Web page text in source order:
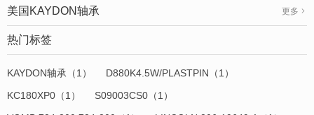
美国KAYDON轴承 更多
热门标签
KAYDON轴承（1）
D880K4.5W/PLASTPIN（1）
KC180XP0（1）
S09003CS0（1）